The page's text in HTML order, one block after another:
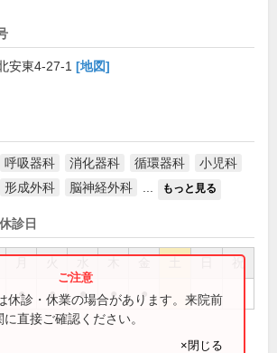
安東4-27-1 [地図]
呼吸器科 消化器科 循環器科
小児科
形成外科 脳神経外科 もっと見る
診日
祝
● ● ● ● ●
休診・休業の場合があります。来院前
直接ご確認ください。
×閉じる